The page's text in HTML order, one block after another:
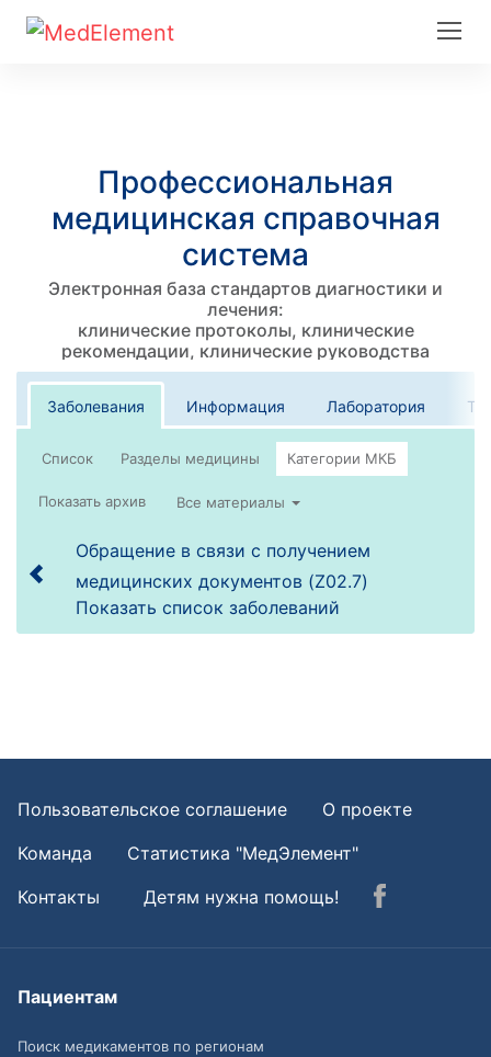
Профессиональная
медицинская справочная
система
Электронная база стандартов диагностики и
лечения:
клинические протоколы, клинические
рекомендации, клинические руководства
Заболевания Информация Лаборатория
Список
Все материалы
Обращение в связи с получением
медицинских документов (Z02.7)
Показать список заболеваний
Пользовательское соглашение
О проекте
Команда
Статистика "МедЭлемент"
Контакты
Детям нужна помощь!
Пациентам
Поиск медикаментов по регионам